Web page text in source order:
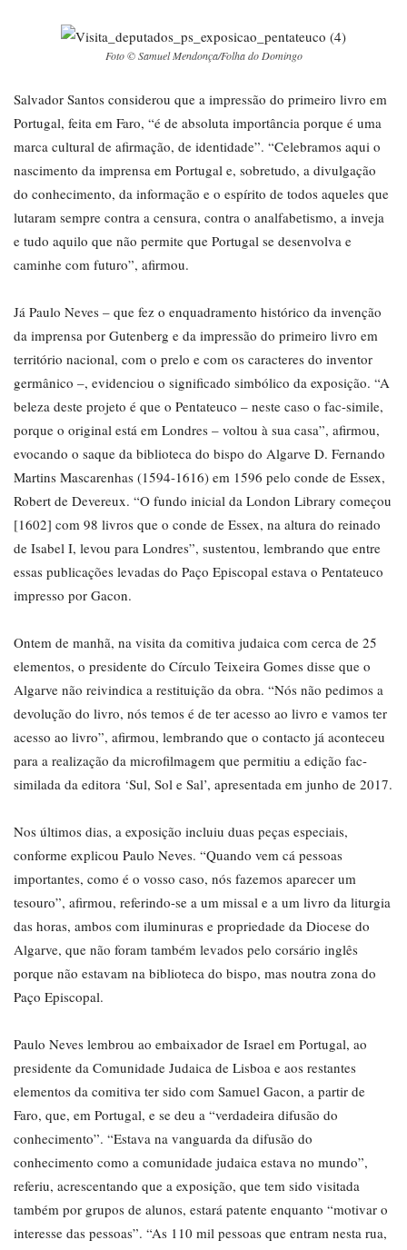
Foto © Samuel Mendonça/Folha do Domingo
Salvador Santos considerou que a impressão do primeiro livro em
Portugal, feita em Faro, “é de absoluta importância porque é uma
marca cultural de afirmação, de identidade”. “Celebramos aqui o
nascimento da imprensa em Portugal e, sobretudo, a divulgação
do conhecimento, da informação e o espírito de todos aqueles que
lutaram sempre contra a censura, contra o analfabetismo, a inveja
e tudo aquilo que não permite que Portugal se desenvolva e
caminhe com futuro”, afirmou.
Já Paulo Neves – que fez o enquadramento histórico da invenção
da imprensa por Gutenberg e da impressão do primeiro livro em
território nacional, com o prelo e com os caracteres do inventor
germânico –, evidenciou o significado simbólico da exposição. “A
beleza deste projeto é que o Pentateuco – neste caso o fac-simile,
porque o original está em Londres – voltou à sua casa”, afirmou,
evocando o saque da biblioteca do bispo do Algarve D. Fernando
Martins Mascarenhas (1594-1616) em 1596 pelo conde de Essex,
Robert de Devereux. “O fundo inicial da London Library começou
[1602] com 98 livros que o conde de Essex, na altura do reinado
de Isabel I, levou para Londres”, sustentou, lembrando que entre
essas publicações levadas do Paço Episcopal estava o Pentateuco
impresso por Gacon.
Ontem de manhã, na visita da comitiva judaica com cerca de 25
elementos, o presidente do Círculo Teixeira Gomes disse que o
Algarve não reivindica a restituição da obra. “Nós não pedimos a
devolução do livro, nós temos é de ter acesso ao livro e vamos ter
acesso ao livro”, afirmou, lembrando que o contacto já aconteceu
para a realização da microfilmagem que permitiu a edição fac-
similada da editora ‘Sul, Sol e Sal’, apresentada em junho de 2017.
Nos últimos dias, a exposição incluiu duas peças especiais,
conforme explicou Paulo Neves. “Quando vem cá pessoas
importantes, como é o vosso caso, nós fazemos aparecer um
tesouro”, afirmou, referindo-se a um missal e a um livro da liturgia
das horas, ambos com iluminuras e propriedade da Diocese do
Algarve, que não foram também levados pelo corsário inglês
porque não estavam na biblioteca do bispo, mas noutra zona do
Paço Episcopal.
Paulo Neves lembrou ao embaixador de Israel em Portugal, ao
presidente da Comunidade Judaica de Lisboa e aos restantes
elementos da comitiva ter sido com Samuel Gacon, a partir de
Faro, que, em Portugal, e se deu a “verdadeira difusão do
conhecimento”. “Estava na vanguarda da difusão do
conhecimento como a comunidade judaica estava no mundo”,
referiu, acrescentando que a exposição, que tem sido visitada
também por grupos de alunos, estará patente enquanto “motivar o
interesse das pessoas”. “As 110 mil pessoas que entram nesta rua,